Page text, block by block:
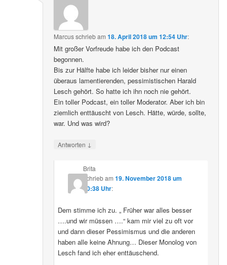
Marcusschriebam18. April 2018 um 12:54 Uhr:
Mit großer Vorfreude habe ich den Podcast
begonnen.
Bis zur Hälfte habe ich leider bisher nur einen
überaus lamentierenden, pessimistischen Harald
Lesch gehört. So hatte ich ihn noch nie gehört.
Ein toller Podcast, ein toller Moderator. Aber ich bin
ziemlich enttäuscht von Lesch. Hätte, würde, sollte,
war. Und was wird?
Antworten ↓
Brita
schriebam 19. November 2018 um
20:38 Uhr:
Dem stimme ich zu. „ Früher war alles besser
….und wir müssen ….“ kam mir viel zu oft vor
und dann dieser Pessimismus und die anderen
haben alle keine Ahnung… Dieser Monolog von
Lesch fand ich eher enttäuschend.